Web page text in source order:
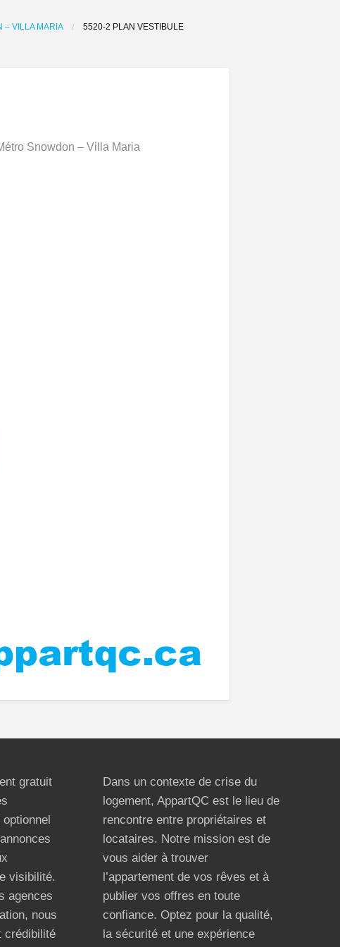
– VILLA MARIA 5520-2 PLAN VESTIBULE
Snowdon – Villa Maria
gratuit
visibilité.
agences
nous
crédibilité
Dans un contexte de crise du
logement, AppartQC est le lieu de
rencontre entre propriétaires et
locataires. Notre mission est de
vous aider à trouver
l’appartement de vos rêves et à
publier vos offres en toute
confiance. Optez pour la qualité,
la sécurité et une expérience